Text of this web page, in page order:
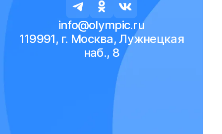
info@olympic.ru
119991, г. Москва, Лужнецкая
наб., 8